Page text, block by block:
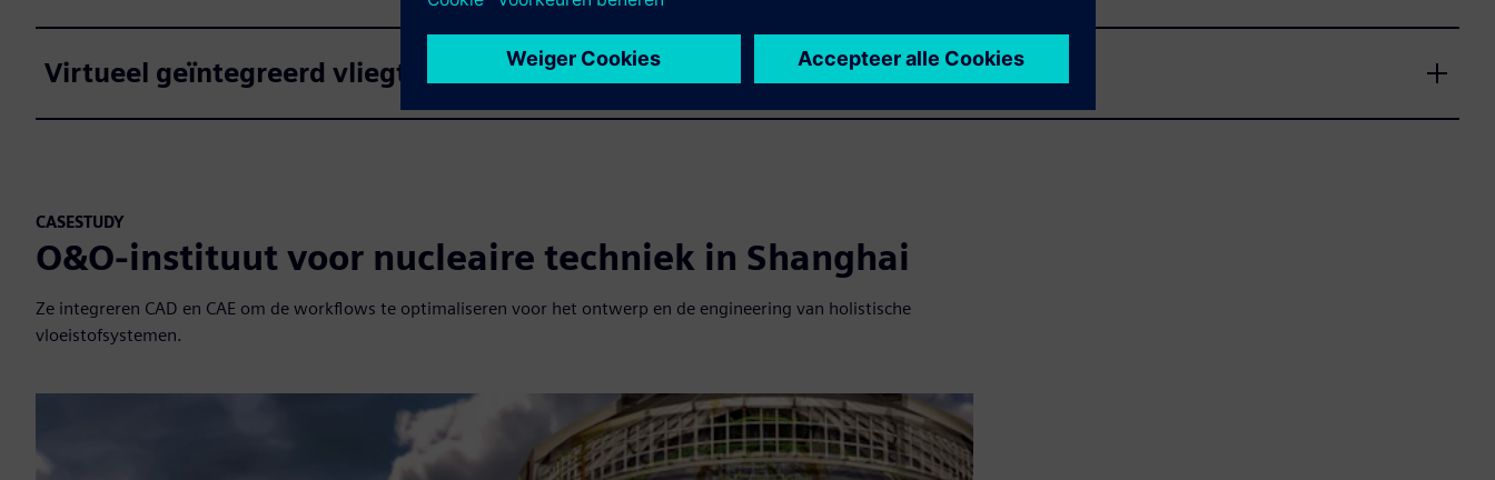
Virtueel geïntegreerd vliegtuig
CASESTUDY
O&O-instituut voor nucleaire techniek in Shanghai
Ze integreren CAD en CAE om de workflows te optimaliseren voor het ontwerp en de engineering van holistische
vloeistofsystemen.